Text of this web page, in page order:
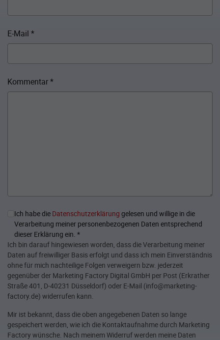
E-Mail *
Kommentar*
Ich habe die Datenschutzerklärung gelesen und willige in die
Verarbeitung meiner personenbezogenen Daten entsprechend
dieser Erklärung ein. *
Ich bin darauf hingewiesen worden, dass die Verarbeitung meiner
Daten auf freiwilliger Basis erfolgt und dass ich mein Einverständnis
ohne für mich nachteilige Folgen verweigern bzw. jederzeit
gegenüber der Marketing Factory Digital GmbH per Post (Erkrather
Straße 401, D-40231 Düsseldorf) oder E-Mail (info@marketing-
factory.de) widerrufen kann.
Mir ist bekannt, dass die oben angegebenen Daten so lange
gespeichert werden, wie ich die Kontaktaufnahme durch Marketing
Factory wünsche. Nach meinem Widerruf werden meine Daten